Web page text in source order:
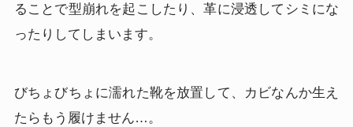
ることで型崩れを起こしたり、革に浸透してシミにな
ったりしてしまいます。
びちょびちょに濡れた靴を放置して、カビなんか生え
たらもう履けません…。